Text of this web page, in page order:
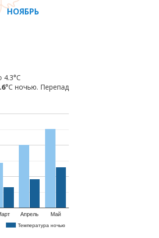
НОЯБРЬ
°C ночью. Перепад
Температура ночью
Апрель Май